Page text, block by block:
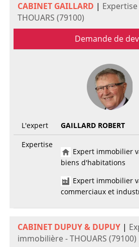
CABINET GAILLARD |
THOUARS (79100)
Demande de
L'expert
GAILLARD ROBERT
Expertise
Expert immobilier
biens d'habitations
Expert immobilier
commerciaux et
CABINET DUPUY & DUPUY|
immobilière - THOUARS (79100)